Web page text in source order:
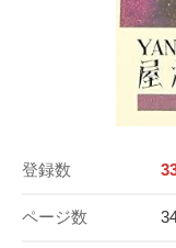
登録数
ページ数